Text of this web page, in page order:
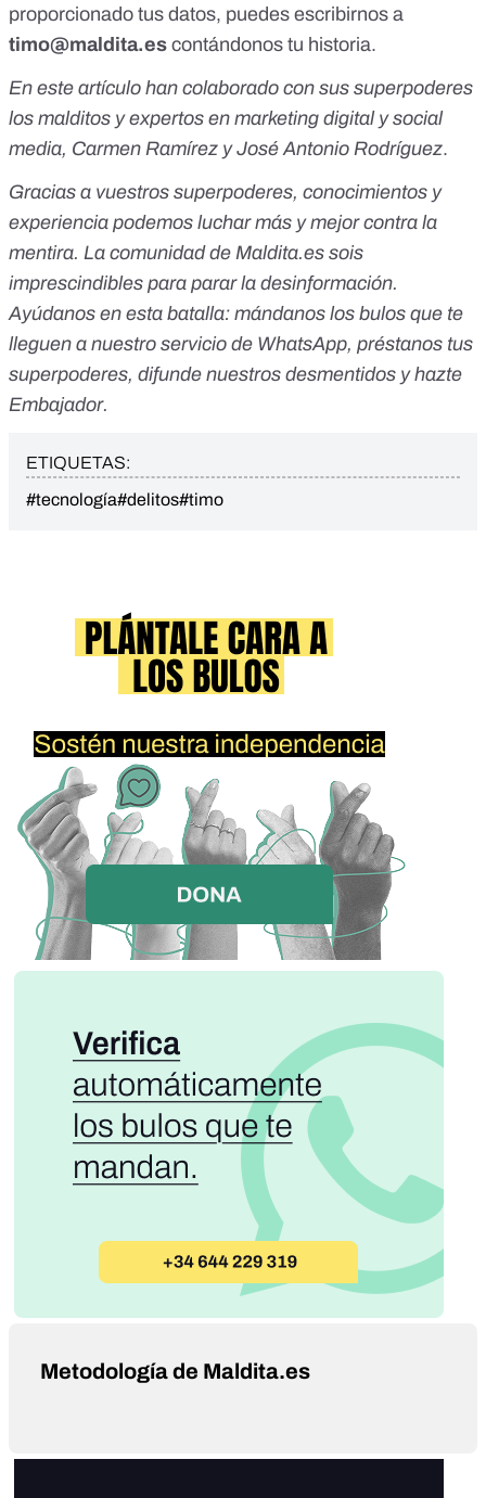
proporcionado tus datos, puedes escribirnos a
timo@maldita.es contándonos tu historia.
En este artículo han colaborado con sus superpoderes
los malditos y expertos en marketing digital y social
media, Carmen Ramírez y José Antonio Rodríguez.
Gracias a vuestros superpoderes, conocimientos y
experiencia podemos luchar más y mejor contra la
mentira. La comunidad de Maldita.es sois
imprescindibles para parar la desinformación.
Ayúdanos en esta batalla: mándanos los bulos que te
lleguen a nuestro servicio de WhatsApp, préstanos tus
superpoderes, difunde nuestros desmentidos yhazte
Embajador.
ETIQUETAS:
#tecnología#delitos#timo
Metodología de Maldita.es